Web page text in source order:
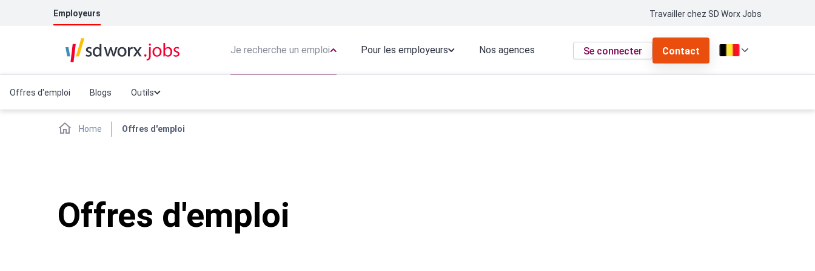
Employeurs Travailler chez SD Worx Jobs
Je recherche un emploi
Offres d'emploi Blogs Outils
Pour les employeurs Nos agences Se connecter Contact
Home Offres d'emploi
Offres d'emploi